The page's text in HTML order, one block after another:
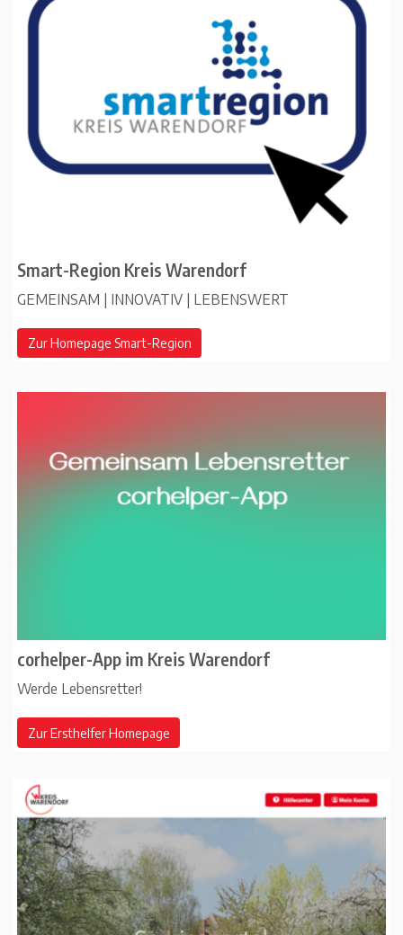
Smart-Region Kreis Warendorf
GEMEINSAM | INNOVATIV | LEBENSWERT
Zur Homepage Smart-Region
corhelper-App im Kreis Warendorf
Werde Lebensretter!
Zur Ersthelfer Homepage